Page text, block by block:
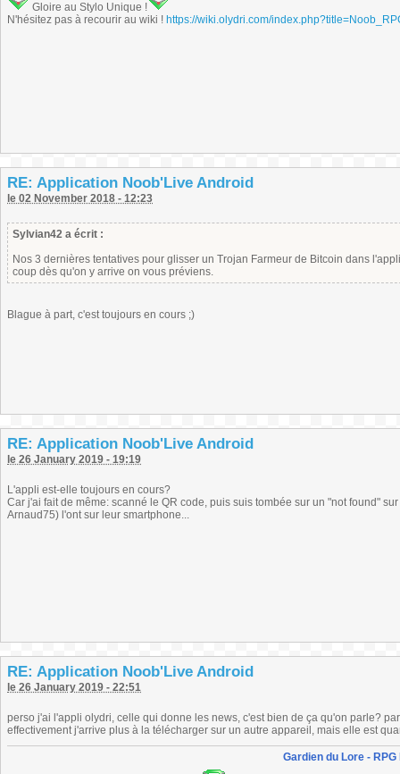
Gloire au Stylo Unique !
N'hésitez pas à recourir au wiki ! https://wiki.olydri.com/
RE: Application Noob'Live Android
le 02 November 2018 - 12:23
Sylvian42 a écrit :
Nos 3 dernières tentatives pour glisser un Trojan Farmeur de Bitcoin dans
coup dès qu'on y arrive on vous préviens.
Blague à part, c'est toujours en cours ;)
RE: Application Noob'Live Android
le 26 January 2019 - 19:19
L'appli est-elle toujours en cours?
Car j'ai fait de même: scanné le QR code, puis suis tombée sur un "not found"
Arnaud75) l'ont sur leur smartphone...
RE: Application Noob'Live Android
le 26 January 2019 - 22:51
perso j'ai l'appli olydri, celle qui donne les news, c'est bien de ça qu'on parle?
effectivement j'arrive plus à la télécharger sur un autre appareil, mais elle est
Gardien du Lore - RPG